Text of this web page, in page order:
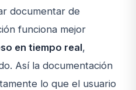
documentar de
funciona mejor
en tiempo real,
Así la documentación
lo que el usuario